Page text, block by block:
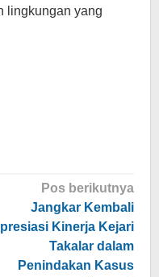
lingkungan yang
Pos berikutnya
Jangkar Kembali
Kinerja Kejari
Takalar dalam
Penindakan Kasus